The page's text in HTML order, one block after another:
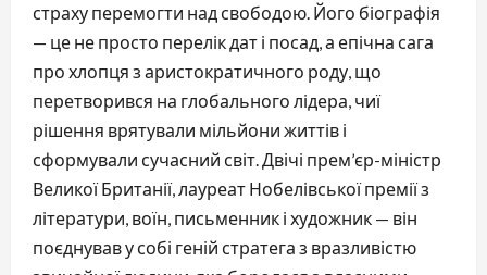
страху перемогти над свободою. Його біографія
— це не просто перелік дат і посад, а епічна сага
про хлопця з аристократичного роду, що
перетворився на глобального лідера, чиї
рішення врятували мільйони життів і
сформували сучасний світ. Двічі прем’єр-міністр
Великої Британії, лауреат Нобелівської премії з
літератури, воїн, письменник і художник — він
поєднував у собі геній стратега з вразливістю